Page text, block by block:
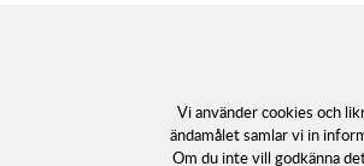
Vi använder cookies och
ändamålet samlar vi in
Om du inte vill godkänna